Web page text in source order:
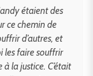
étaient des
ce chemin de
d’autres, et
les faire souffrir
la justice. C’était